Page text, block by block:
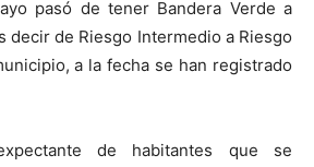
pasó de tener Bandera Verde a
decir de Riesgo Intermedio a Riesgo
a la fecha se han registrado
de habitantes que se